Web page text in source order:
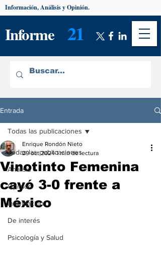
Informe 21
Información, Análisis y Opinión.
Entrada
Todas las publicaciones
Análisis
Opinión
Información
De interés
Psicología y Salud
Todas las publicaciones
Vinotinto Femenina
cayó 3-0 frente a
México
Enrique Rondón Nieto
29 oct 2024 1 min de lectura